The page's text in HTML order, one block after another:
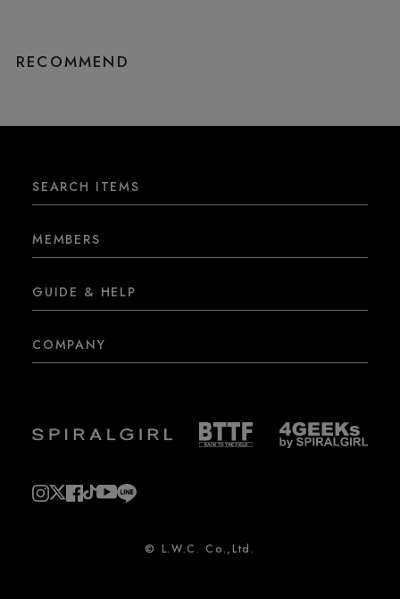
RECOMMEND
SEARCH ITEMS
MEMBERS
GUIDE & HELP
COMPANY
© L.W.C. Co.,Ltd.